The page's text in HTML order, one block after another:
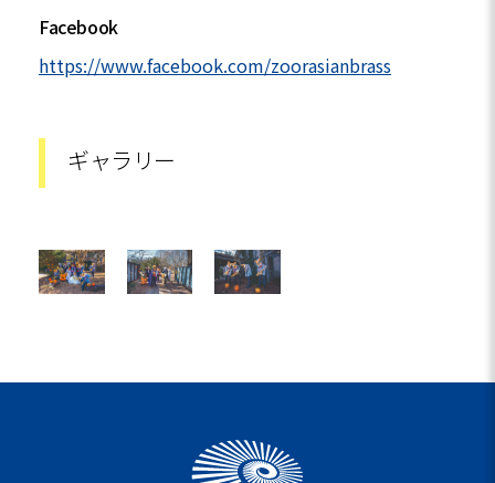
Facebook
https://www.facebook.com/zoorasianbrass
ギャラリー